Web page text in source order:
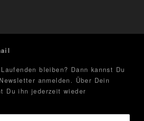
bleiben? Dann kannst Du
anmelden. Über Dein
Du ihn jederzeit wieder